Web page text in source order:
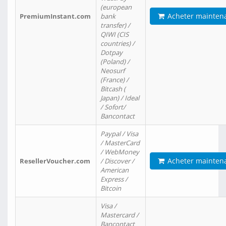
PremiumInstant.com
(european
bank
transfer) /
QIWI (CIS
countries) /
Dotpay
(Poland) /
Neosurf
(France) /
Bitcash (
Japan) / Ideal
/ Sofort/
Bancontact
Acheter
ResellerVoucher.com
Paypal / Visa
/ MasterCard
/ WebMoney
/ Discover /
American
Express /
Bitcoin
Acheter
Visa /
Mastercard /
Bancontact